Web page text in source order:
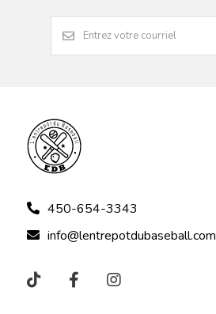
450-654-3343
info@lentrepotdubaseball.com